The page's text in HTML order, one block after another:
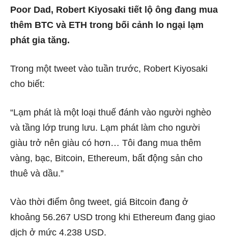
Poor Dad, Robert Kiyosaki tiết lộ ông đang mua
thêm BTC và ETH trong bối cảnh lo ngại lạm
phát gia tăng.
Trong một tweet vào tuần trước, Robert Kiyosaki
cho biết:
“Lạm phát là một loại thuế đánh vào người nghèo
và tầng lớp trung lưu. Lạm phát làm cho người
giàu trở nên giàu có hơn… Tôi đang mua thêm
vàng, bạc, Bitcoin, Ethereum, bất động sản cho
thuê và dầu.”
Vào thời điểm ông tweet, giá Bitcoin đang ở
khoảng 56.267 USD trong khi Ethereum đang giao
dịch ở mức 4.238 USD.